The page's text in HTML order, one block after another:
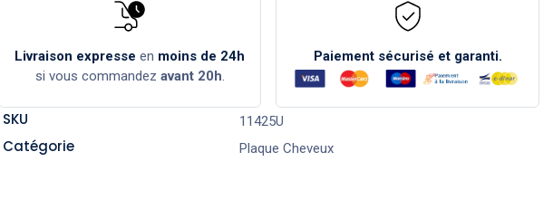
Livraison expresse en moins de 24h
si vous commandez avant 20h.
Paiement sécurisé et garanti.
SKU 11425U
Catégorie Plaque Cheveux